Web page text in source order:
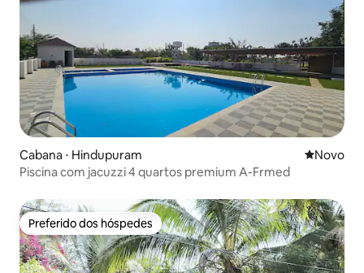
Cabana ⋅ Hindupuram Novo
Novo
Piscina com jacuzzi 4 quartos premium A-Frmed
Preferido dos hóspedes
Preferido dos hóspedes